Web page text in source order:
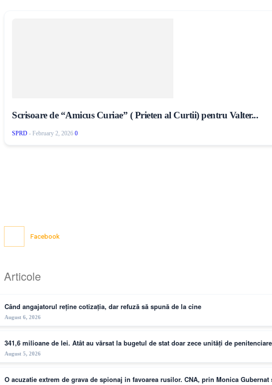
Scrisoare de “Amicus Curiae” ( Prieten al Curtii) pentru Valter...
SPRD - February 2, 2026 0
Facebook
Articole
Când angajatorul reține cotizația, dar refuză să spună de la cine
August 6, 2026
341,6 milioane de lei. Atât au vărsat la bugetul de stat doar zece unități de
August 5, 2026
O acuzatie extrem de grava de spionaj in favoarea rusilor. CNA, prin Monica